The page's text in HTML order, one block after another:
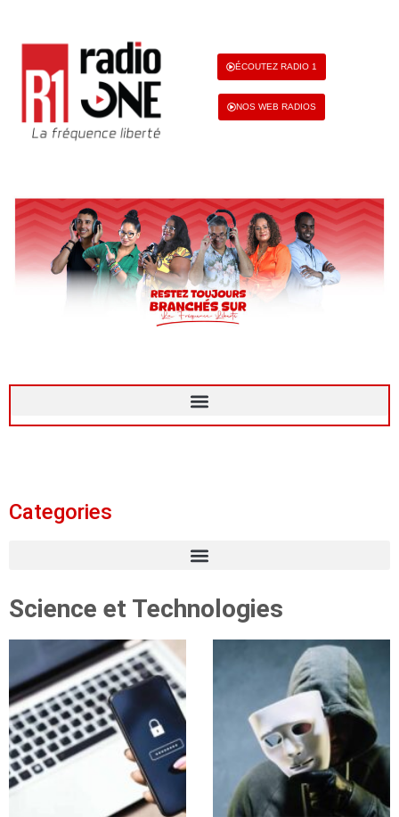
ÉCOUTEZ RADIO 1
NOS WEB RADIOS
Categories
Science et Technologies